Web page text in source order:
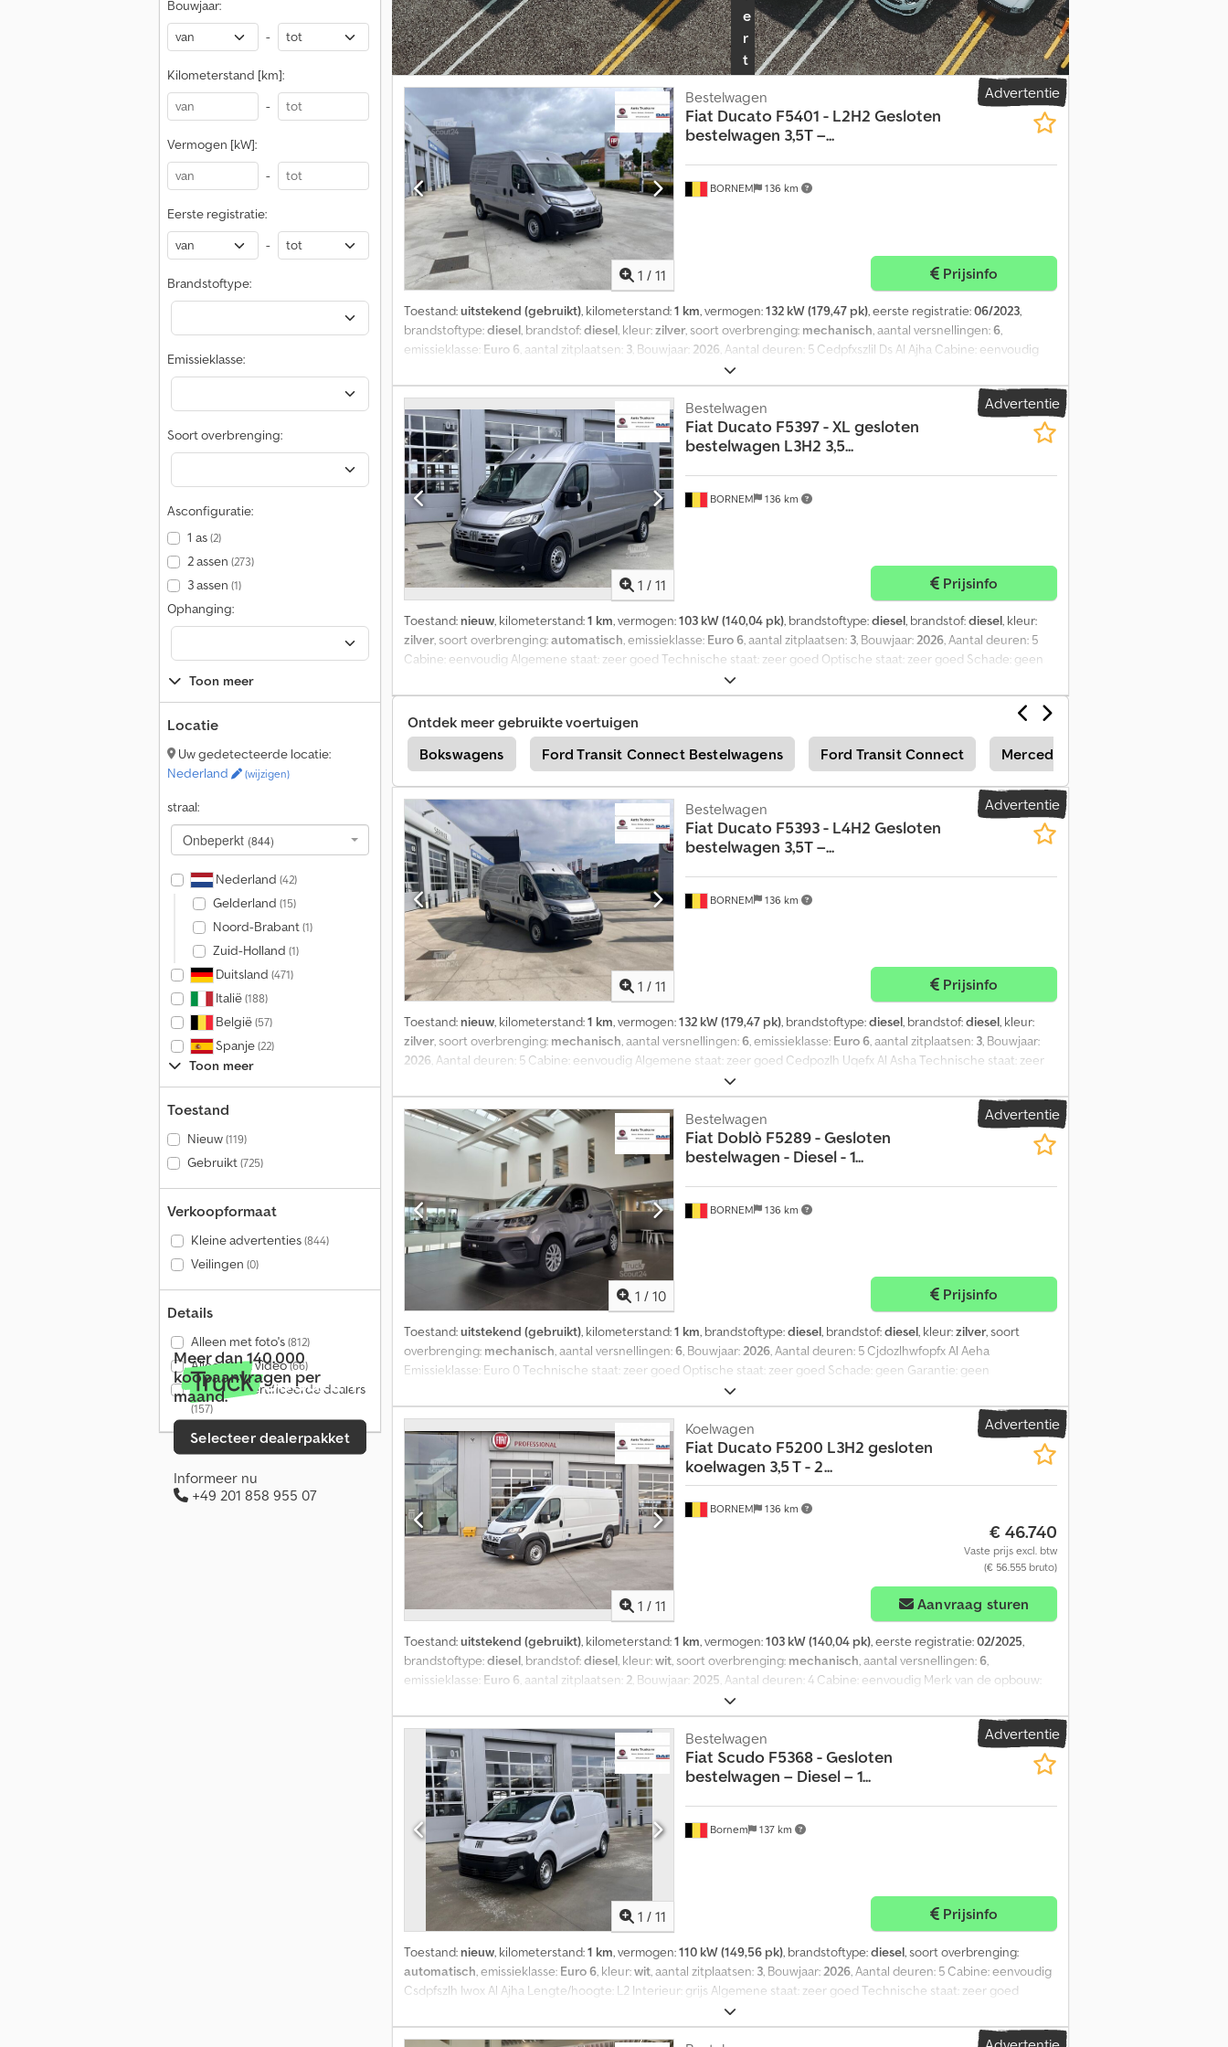
Bouwjaar:
-
Kilometerstand [km]:
-
Vermogen [kW]:
-
Eerste registratie:
-
Brandstoftype:
Emissieklasse:
Soort overbrenging:
Asconfiguratie:
1 as(2)
2 assen (273)
3 assen (1)
Ophanging:
Toon meer
Locatie
Uw gedetecteerde locatie:
Nederland
(wijzigen)
straal:
Onbeperkt (844)
Nederland (42)
Gelderland (15)
Noord-Brabant(1)
Zuid-Holland (1)
Duitsland (471)
Italië(188)
België(57)
Spanje(22)
Toon meer
Toestand
Nieuw(119)
Gebruikt(725)
Verkoopformaat
Kleine advertenties(844)
Veilingen (0)
Details
Alleen met foto's(812)
Alleen met video(66)
Alleen gecertificeerde dealers
(157)
Meer dan 140.000
koopaanvragen per
maand.
Selecteer dealerpakket
Informeer nu
+49 201 858 955 07
e
r
t
e
n
t
i
e
p
e
n
Advertentie
1 / 11
BORNEM 136 km
Bestelwagen
Fiat Ducato F5401 - L2H2 Gesloten
bestelwagen 3,5T –...
Prijsinfo
Toestand:uitstekend (gebruikt), kilometerstand:1 km, vermogen:132 kW (179,47 pk), eerste registratie:06/2023,
brandstoftype:diesel , brandstof:diesel , kleur:zilver, soort overbrenging: mechanisch , aantal versnellingen:6
emissieklasse: Euro 6 , aantal zitplaatsen: 3 , Bouwjaar: 2026 , Aantal deuren: 5 Cedpfxszlil Ds Al Ajha Cabine: eenvoudig
Technische staat: zeer goed Optische staat: zeer goed Schade: geen Garantie: geen Prijs: op aanvraag
Omzetbelasting/margeregeling: omzetbelasting is aftrekbaar
Advertentie
1 / 11
BORNEM 136 km
Bestelwagen
Fiat Ducato F5397 - XL gesloten
bestelwagen L3H2 3,5...
Prijsinfo
Toestand: nieuw, kilometerstand:1 km, vermogen:103 kW (140,04 pk), brandstoftype:diesel, brandstof:diesel, kleur:
zilver, soort overbrenging:automatisch, emissieklasse: Euro 6, aantal zitplaatsen: 3, Bouwjaar:2026, Aantal deuren: 5
Cabine: eenvoudig Algemene staat: zeer goed Technische staat: zeer goed Optische staat: zeer goed Schade: geen
Ontdek meer gebruikte voertuigen
Bokswagens
Ford Transit Connect Bestelwagens Ford Transit Connect Mercedes-Benz Vito
Opel Vivaro Bestelwagens Opel Vivaro Bussen
Advertentie
1 / 11
BORNEM 136 km
Bestelwagen
Fiat Ducato F5393 - L4H2 Gesloten
bestelwagen 3,5T –...
Prijsinfo
Toestand: nieuw, kilometerstand:1 km, vermogen:132 kW (179,47 pk), brandstoftype:diesel, brandstof:diesel, kleur:
zilver, soort overbrenging: mechanisch, aantal versnellingen:6, emissieklasse: Euro 6, aantal zitplaatsen: 3, Bouwjaar:
2026, Aantal deuren: 5 Cabine: eenvoudig Algemene staat: zeer goed Cedpozlh Uqefx Al Asha Technische staat: zeer
goed Optische staat: zeer goed Schade: geen Garantie: geen
Advertentie
1 / 10
BORNEM 136 km
Bestelwagen
Fiat Doblò F5289 - Gesloten
bestelwagen - Diesel - 1...
Prijsinfo
Toestand:uitstekend (gebruikt), kilometerstand:1 km, brandstoftype:diesel, brandstof:diesel, kleur:zilver, soort
overbrenging: mechanisch, aantal versnellingen:6, Bouwjaar:2026, Aantal deuren: 5 Cjdozlhwfopfx Al Aeha
Emissieklasse: Euro 0 Technische staat: zeer goed Optische staat: zeer goed Schade: geen Garantie: geen
Omzetbelasting/verschilregeling: omzetbelasting is aftrekbaar
Advertentie
1 / 11
BORNEM 136 km
Koelwagen
Fiat Ducato F5200 L3H2 gesloten
koelwagen 3,5 T - 2...
€ 46.740
Vaste prijs excl. btw
(€ 56.555 bruto)
Aanvraag sturen
Toestand:uitstekend (gebruikt), kilometerstand:1 km, vermogen:103 kW (140,04 pk), eerste registratie:02/2025,
brandstoftype:diesel, brandstof:diesel, kleur:wit, soort overbrenging: mechanisch, aantal versnellingen:6,
emissieklasse: Euro 6, aantal zitplaatsen: 2, Bouwjaar: 2025, Aantal deuren: 4 Cabine: eenvoudig Merk van de opbouw:
Carrier Transicold Xarios 350 Csdpfxezlhudo Al Aeha Koelmotor: diesel Technische staat: zeer goed Optische staat:
zeer goed Schade: geen Garantie: geen
Advertentie
1 / 11
Bornem 137 km
Bestelwagen
Fiat Scudo F5368 - Gesloten
bestelwagen – Diesel – 1...
Prijsinfo
Toestand: nieuw, kilometerstand:1 km, vermogen:110 kW (149,56 pk), brandstoftype:diesel, soort overbrenging:
automatisch , emissieklasse: Euro 6 , kleur:wit , aantal zitplaatsen: 3 , Bouwjaar: 2026 , Aantal deuren: 5 Cabine: eenvoudig
Csdpfszlh Iwox Al Ajha Lengte/hoogte: L2 Interieur: grijs Algemene staat: zeer goed Technische staat: zeer goed